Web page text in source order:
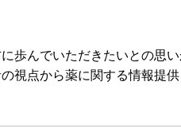
歩んでいただきたいとの思い
視点から薬に関する情報提供